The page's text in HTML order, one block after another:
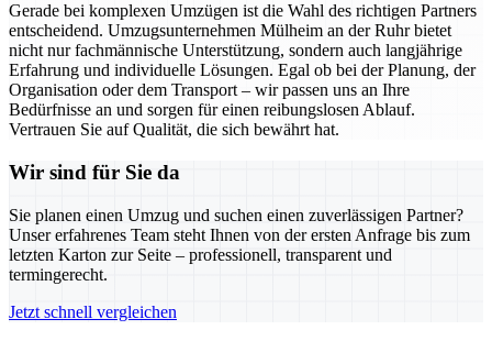
Gerade bei komplexen Umzügen ist die Wahl des richtigen Partners
entscheidend. Umzugsunternehmen Mülheim an der Ruhr bietet
nicht nur fachmännische Unterstützung, sondern auch langjährige
Erfahrung und individuelle Lösungen. Egal ob bei der Planung, der
Organisation oder dem Transport – wir passen uns an Ihre
Bedürfnisse an und sorgen für einen reibungslosen Ablauf.
Vertrauen Sie auf Qualität, die sich bewährt hat.
Wir sind für Sie da
Sie planen einen Umzug und suchen einen zuverlässigen Partner?
Unser erfahrenes Team steht Ihnen von der ersten Anfrage bis zum
letzten Karton zur Seite – professionell, transparent und
termingerecht.
Jetzt schnell vergleichen